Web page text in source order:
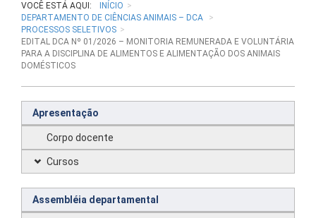
VOCÊ ESTÁ AQUI:
INÍCIO
DEPARTAMENTO DE CIÊNCIAS ANIMAIS – DCA
PROCESSOS SELETIVOS
EDITAL DCA Nº 01/2026 – MONITORIA REMUNERADA E VOLUNTÁRIA
PARA A DISCIPLINA DE ALIMENTOS E ALIMENTAÇÃO DOS ANIMAIS
DOMÉSTICOS
Apresentação
Corpo docente
Cursos
Assembléia departamental